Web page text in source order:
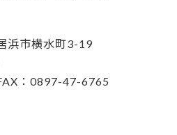
浜市横水町3-19
：0897-47-6765